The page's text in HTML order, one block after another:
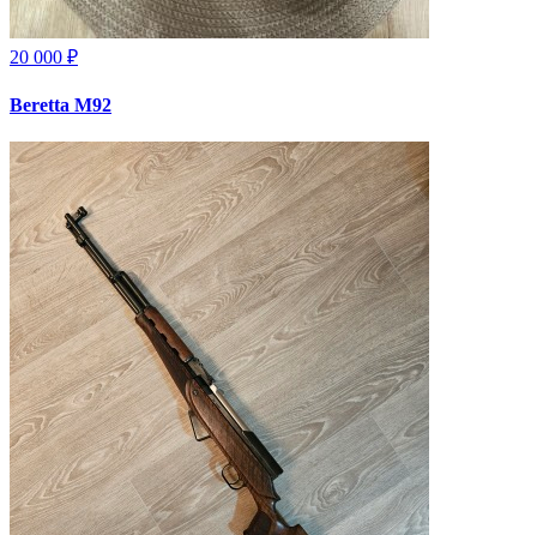
20 000 ₽
Beretta M92